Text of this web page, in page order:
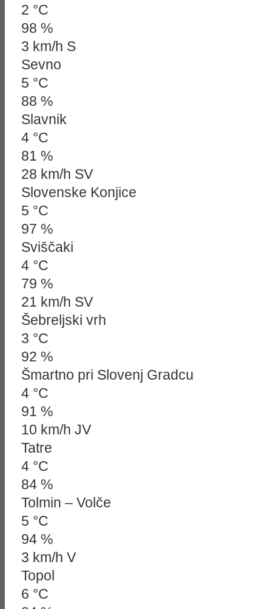
2 °C
98 %
3 km/h S
Sevno
5 °C
88 %
Slavnik
4 °C
81 %
28 km/h SV
Slovenske Konjice
5 °C
97 %
Sviščaki
4 °C
79 %
21 km/h SV
Šebreljski vrh
3 °C
92 %
Šmartno pri Slovenj Gradcu
4 °C
91 %
10 km/h JV
Tatre
4 °C
84 %
Tolmin – Volče
5 °C
94 %
3 km/h V
Topol
6 °C